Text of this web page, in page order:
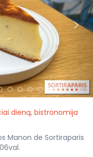
>
dieną, bistronomija
Manon de Sortiraparis